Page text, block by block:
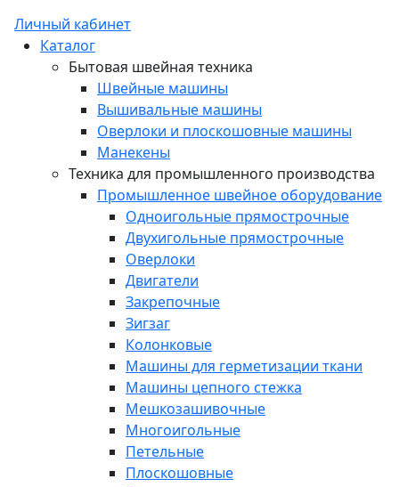
Личный кабинет
Каталог
Бытовая швейная техника
Швейные машины
Вышивальные машины
Оверлоки и плоскошовные машины
Манекены
Техника для промышленного производства
Промышленное швейное оборудование
Одноигольные прямострочные
Двухигольные прямострочные
Оверлоки
Двигатели
Закрепочные
Зигзаг
Колонковые
Машины для герметизации ткани
Машины цепного стежка
Мешкозашивочные
Многоигольные
Петельные
Плоскошовные